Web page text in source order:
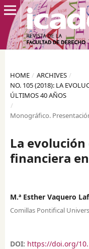
HOME / ARCHIVES /
NO. 105 (2018): LA
ÚLTIMOS 40 AÑOS
/
Monográfico.
La
financiera
M.ª Esther Vaquero
Comillas Pontifical
DOI: https://doi.org/